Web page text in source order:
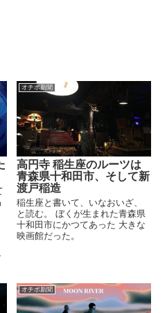
オチボ新聞
高円寺 稲生座のルーツは
青森県十和田市、そして新
渡戸稲造
稲生座と書いて、いなおいざ、
と読む。 ぼくが生まれた青森県
十和田市にかつてあった 大きな
映画館だった。
オチボ新聞